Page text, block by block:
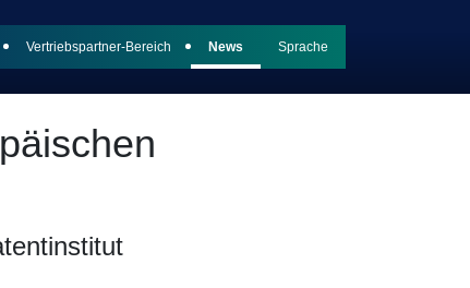
Vertriebspartner-Bereich News Sprache